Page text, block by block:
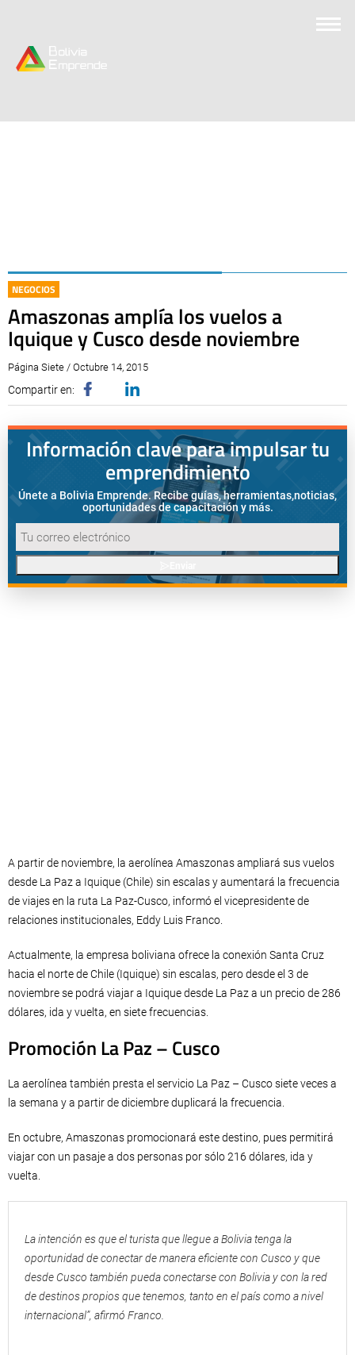
NEGOCIOS
Amaszonas amplía los vuelos a
Iquique y Cusco desde noviembre
Página Siete / Octubre 14, 2015
Compartir en:
Información clave para impulsar tu
emprendimiento
Únete a Bolivia Emprende. Recibe guías, herramientas,noticias,
oportunidades de capacitación y más.
A partir de noviembre, la aerolínea Amaszonas ampliará sus vuelos
desde La Paz a Iquique (Chile) sin escalas y aumentará la frecuencia
de viajes en la ruta La Paz-Cusco, informó el vicepresidente de
relaciones institucionales, Eddy Luis Franco.
Actualmente, la empresa boliviana ofrece la conexión Santa Cruz
hacia el norte de Chile (Iquique) sin escalas, pero desde el 3 de
noviembre se podrá viajar a Iquique desde La Paz a un precio de 286
dólares, ida y vuelta, en siete frecuencias.
Promoción La Paz – Cusco
La aerolínea también presta el servicio La Paz – Cusco siete veces a
la semana y a partir de diciembre duplicará la frecuencia.
En octubre, Amaszonas promocionará este destino, pues permitirá
viajar con un pasaje a dos personas por sólo 216 dólares, ida y
vuelta.
La intención es que el turista que llegue a Bolivia tenga la
oportunidad de conectar de manera eficiente con Cusco y que
desde Cusco también pueda conectarse con Bolivia y con la red
de destinos propios que tenemos, tanto en el país como a nivel
internacional”, afirmó Franco.